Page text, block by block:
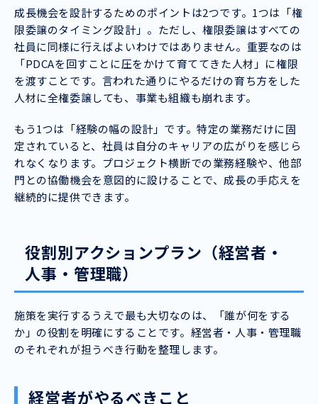
成長機会を設計するためのポイントは2つです。1つは「権
限委譲のタイミング設計」。ただし、権限委譲はすべての
社員に同様に行えばよいわけではありません。重要なのは
「PDCAを回すことに圧をかけて育ててきた人材」に権限
を渡すことです。言われた通りにやるだけの育ち方をした
人材に全権委譲しても、事業も組織も崩れます。
もう1つは「経験の幅の設計」です。特定の業務だけに固
定されていると、社員は自分のキャリアの広がりを感じら
れなくなります。プロジェクト横断での業務経験や、他部
門との協働機会を意図的に設けることで、成長の手応えを
継続的に提供できます。
役割別アクションプラン（経営者・
人事・管理職）
施策を実行するうえで最も大切なのは、「誰が何をする
か」の役割を明確にすることです。経営者・人事・管理職
のそれぞれが担うべき行動を整理します。
経営者がやるべきこと